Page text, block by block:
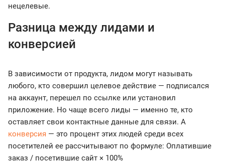
нецелевые.
Разница между лидами и
конверсией
В зависимости от продукта, лидом могут называть
любого, кто совершил целевое действие — подписался
на аккаунт, перешел по ссылке или установил
приложение. Но чаще всего лиды — именно те, кто
оставляет свои контактные данные для связи. А
конверсия — это процент этих людей среди всех
посетителей ее рассчитывают по формуле: Оплатившие
заказ / посетившие сайт × 100%